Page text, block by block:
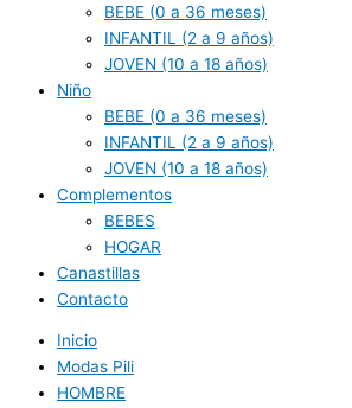
BEBE (0 a 36 meses)
INFANTIL (2 a 9 años)
JOVEN (10 a 18 años)
Niño
BEBE (0 a 36 meses)
INFANTIL (2 a 9 años)
JOVEN (10 a 18 años)
Complementos
BEBES
HOGAR
Canastillas
Contacto
Inicio
Modas Pili
HOMBRE